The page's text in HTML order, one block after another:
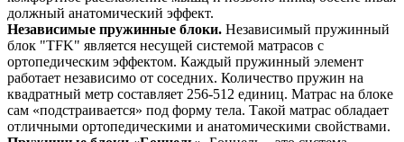
должный анатомический эффект.
Независимые пружинные блоки. Независимый пружинный
блок "TFK" является несущей системой матрасов с
ортопедическим эффектом. Каждый пружинный элемент
работает независимо от соседних. Количество пружин на
квадратный метр составляет 256-512 единиц. Матрас на блоке
сам «подстраивается» под форму тела. Такой матрас обладает
отличными ортопедическими и анатомическими свойствами.